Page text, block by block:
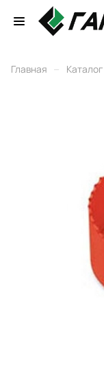
Главная – Каталог